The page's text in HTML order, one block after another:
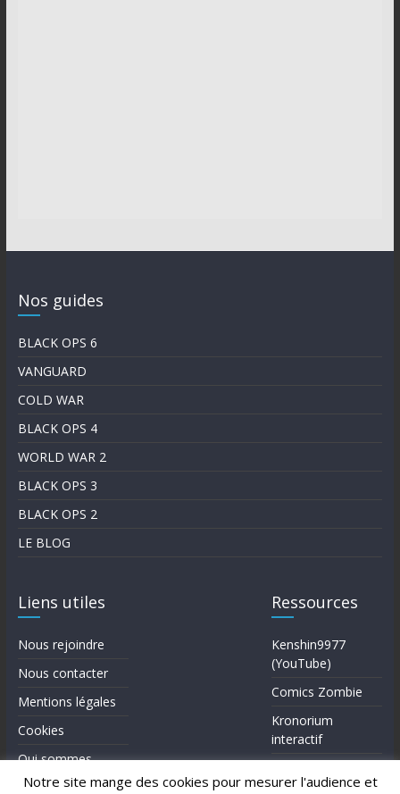
Notre site mange des cookies pour mesurer l'audience et
Nos guides
BLACK OPS 6
VANGUARD
COLD WAR
BLACK OPS 4
WORLD WAR 2
BLACK OPS 3
BLACK OPS 2
LE BLOG
Liens utiles
Nous rejoindre
Nous contacter
Mentions légales
Cookies
Qui sommes-
nous?
Ressources
Kenshin9977
(YouTube)
Comics Zombie
Kronorium
interactif